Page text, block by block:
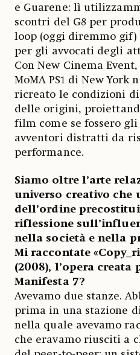
e Guarene: lì
scontri del G8 per
loop (oggi diremmo
per gli avvocati degli
Con New Cinema
MoMA PS1 di New York
ricreato le condizioni
delle origini,
film come se fossero
avventori distratti da
performance.
Siamo oltre l’arte
universo creativo che
dell’ordine
riflessione
nella società e nella
Mi raccontate
(2008), l’opera creata
Manifesta 7?
Avevamo due stanze.
prima in una stazione
nella quale avevamo
che eravamo riusciti a